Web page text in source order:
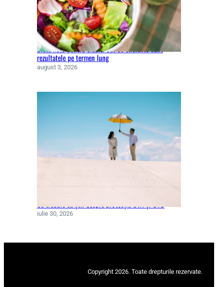
Dieta keto pentru slăbit. Cât de eficiente sunt
rezultatele pe termen lung
august 3, 2026
iulie 30, 2026
Copyright 2026. Toate drepturile rezervate.